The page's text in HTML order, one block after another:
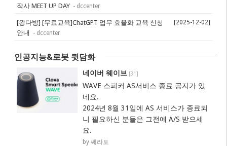
작사 MEET UP DAY - dccenter
[왕다방] [무료교육]ChatGPT 업무 효율화 교육 신청
안내
- dccenter
[2025-12-02]
인공지능&로봇 뒷담화
네이버 웨이브[31 ]
WAVE 스피커 AS서비스 종료 공지가 있
네요.
2024년 8월 31일에 AS 서비스가 종료되
니 필요하신 분들은 그전에 A/S 받으세
요.
by 쎄라토